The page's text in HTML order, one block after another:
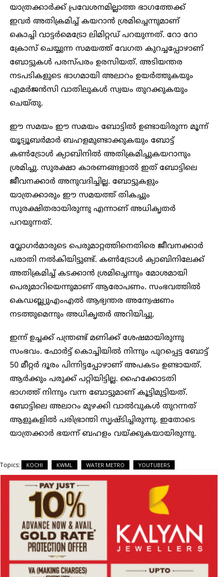
യാത്രക്കാർക്ക് പ്രവേശനമില്ലാത്ത ഭാഗത്തേക്ക്
ഇവർ അതിക്രമിച്ച് കയറാന്‍ ശ്രമിച്ചെന്നുമാണ്
കൊച്ചി വാട്ടര്‍മെട്രോ ലിമിറ്റഡ് പറയുന്നത്. റോ റോ
ക്രോസ് ചെയ്യുന്ന സമയത്ത് വേഗത കുറച്ചപ്പോഴാണ്
ബോട്ടുകൾ പരസ്പരം ഉരസിയത്. അടിയന്തര
നടപടികളുടെ ഭാഗമായി അലാറം ഉയര്‍ത്തുകയും
എമര്‍ജന്‍സി വാതിലുകള്‍ സ്വയം തുറക്കുകയും
ചെയ്തു.
ഈ സമയം ഈ സമയം ബോട്ടില്‍ ഉണ്ടായിരുന്ന മൂന്ന്
യൂട്യൂബർമാർ ബഹളമുണ്ടാക്കുകയും ബോട്ട്
കണ്‍ട്രോള്‍ ക്യാബിനില്‍ അതിക്രമിച്ചുകയറാനും
ശ്രമിച്ചു. സുരക്ഷാ കാരണങ്ങളാല്‍ ഇത് ബോട്ടിലെ
ജീവനക്കാര്‍ അനുവദിച്ചില്ല. ബോട്ടുകളും
യാത്രക്കാരും ഈ സമയത്ത് തികച്ചും
സുരക്ഷിതരായിരുന്നു എന്നാണ് അധികൃതർ
പറയുന്നത്.
വ്ലോഗർമാരുടെ പെരുമാറ്റത്തിനെതിരെ ജീവനക്കാർ
പരാതി നൽകിയിട്ടുണ്ട്. കൺട്രോൾ ക്യാബിനിലേക്ക്
അതിക്രമിച്ച് കടക്കാന്‍ ശ്രമിച്ചെന്നും മോശമായി
പെരുമാറിയെന്നുമാണ് ആരോപണം. സംഭവത്തില്‍
കെഡബ്ല്യുഎംഎല്‍ ആഭ്യന്തര അന്വേഷണം
നടത്തുമെന്നും അധികൃതര്‍ അറിയിച്ചു.
ഇന്ന് ഉച്ചക്ക് പന്ത്രണ്ട് മണിക്ക് ശേഷമായിരുന്നു
സംഭവം. ഫോര്‍ട്ട് കൊച്ചിയില്‍ നിന്നും പുറപ്പെട്ട ബോട്ട്
50 മീറ്റര്‍ ദൂരം പിന്നിട്ടപ്പോഴാണ് അപകടം ഉണ്ടായത്.
ആര്‍ക്കും പരുക്ക് പറ്റിയിട്ടില്ല. ഹൈക്കോടതി
ഭാഗത്ത് നിന്നും വന്ന ബോട്ടുമാണ് കൂട്ടിമുട്ടിയത്.
ബോട്ടിലെ അലാറം മുഴക്കി വാല്‍വുകള്‍ തുറന്നത്
ആളുകളിൽ പരിഭ്രാന്തി സൃഷ്ടിച്ചിരുന്നു. ഇതോടെ
യാത്രക്കാര്‍ ഭയന്ന് ബഹളം വയ്ക്കുകയായിരുന്നു.
Topics: KOCHI KWML WATER METRO YOUTUBERS